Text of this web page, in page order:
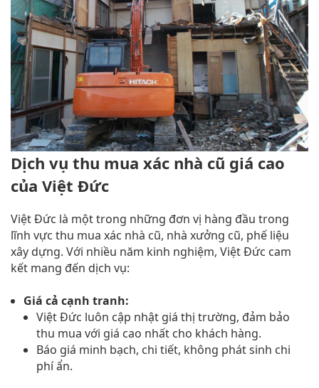
Dịch vụ thu mua xác nhà cũ giá cao
của Việt Đức
Việt Đức là một trong những đơn vị hàng đầu trong
lĩnh vực thu mua xác nhà cũ, nhà xưởng cũ, phế liệu
xây dựng. Với nhiều năm kinh nghiệm, Việt Đức cam
kết mang đến dịch vụ:
Giá cả cạnh tranh:
Việt Đức luôn cập nhật giá thị trường, đảm bảo
thu mua với giá cao nhất cho khách hàng.
Báo giá minh bạch, chi tiết, không phát sinh chi
phí ẩn.